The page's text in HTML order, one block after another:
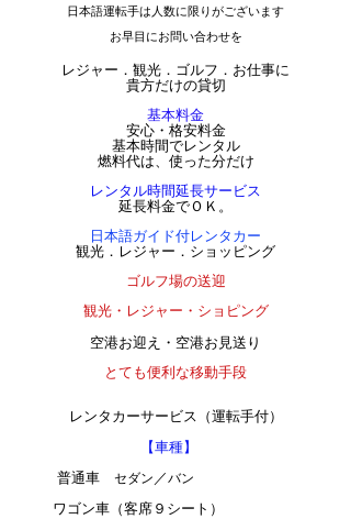
日本語運転手は人数に限りがございます
お早目にお問い合わせを
レジャー．観光．ゴルフ．お仕事に
貴方だけの貸切
基本料金
安心・格安料金
基本時間でレンタル
燃料代は、使った分だけ
レンタル時間延長サービス
延長料金でＯＫ。
日本語ガイド付レンタカー
観光．レジャー．ショッピング
ゴルフ場の送迎
観光・レジャー・ ショピング
空港お迎え・空港お見送り
とても便利な移動手段
レンタカーサービス（運転手付）
【車種】
普通車 セダン／バン
ワゴン車（客席９シート）